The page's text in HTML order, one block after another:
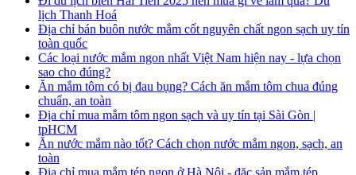
lịch Thanh Hoá
Địa chỉ bán buôn nước mắm cốt nguyên chất ngon sạch uy tín
toàn quốc
Các loại nước mắm ngon nhất Việt Nam hiện nay - lựa chọn
sao cho đúng?
Ăn mắm tôm có bị đau bụng? Cách ăn mắm tôm chua đúng
chuẩn, an toàn
Địa chỉ mua mắm tôm ngon sạch và uy tín tại Sài Gòn |
tpHCM
Ăn nước mắm nào tốt? Cách chọn nước mắm ngon, sạch, an
toàn